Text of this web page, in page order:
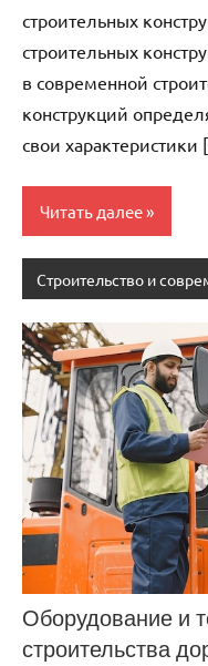
строительных
строительных
в современной
конструкций
свои
Читать далее
Строительство и
Оборудование и
строительства